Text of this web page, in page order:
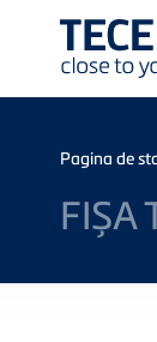
Pagina de
FIȘA